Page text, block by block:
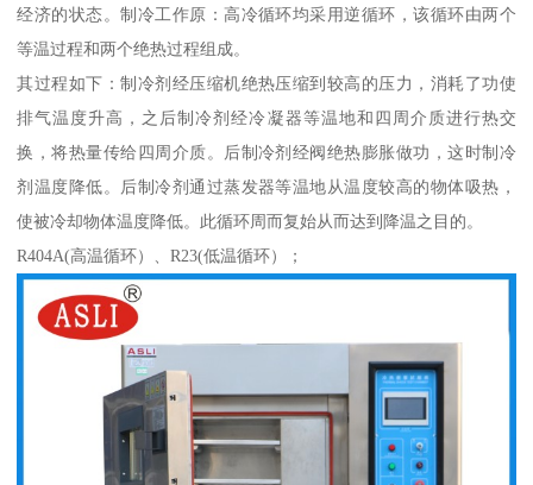
经济的状态。制冷工作原：高冷循环均采用逆循环，该循环由两个
等温过程和两个绝热过程组成。
其过程如下：制冷剂经压缩机绝热压缩到较高的压力，消耗了功使
排气温度升高，之后制冷剂经冷凝器等温地和四周介质进行热交
换，将热量传给四周介质。后制冷剂经阀绝热膨胀做功，这时制冷
剂温度降低。后制冷剂通过蒸发器等温地从温度较高的物体吸热，
使被冷却物体温度降低。此循环周而复始从而达到降温之目的。
R404A(高温循环）、R23(低温循环）；